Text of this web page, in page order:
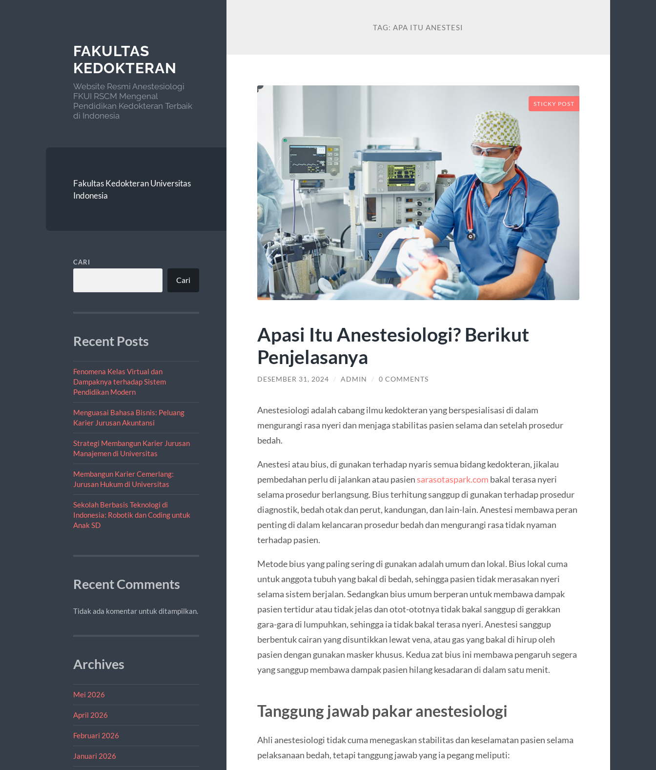
FAKULTAS
KEDOKTERAN
Website Resmi Anestesiologi
FKUI RSCM Mengenal
Pendidikan Kedokteran Terbaik
di Indonesia
Fakultas Kedokteran Universitas
Indonesia
CARI
Cari
Recent Posts
Fenomena Kelas Virtual dan
Dampaknya terhadap Sistem
Pendidikan Modern
Menguasai Bahasa Bisnis: Peluang
Karier Jurusan Akuntansi
Strategi Membangun Karier Jurusan
Manajemen di Universitas
Membangun Karier Cemerlang:
Jurusan Hukum di Universitas
Sekolah Berbasis Teknologi di
Indonesia: Robotik dan Coding untuk
Anak SD
Recent Comments
Tidak ada komentar untuk ditampilkan.
Archives
Mei 2026
April 2026
Februari 2026
Januari 2026
TAG:APA ITU ANESTESI
STICKY POST
Apasi Itu Anestesiologi? Berikut
Penjelasanya
DESEMBER 31, 2024 / ADMIN / 0 COMMENTS
Anestesiologi adalah cabang ilmu kedokteran yang berspesialisasi di dalam
mengurangi rasa nyeri dan menjaga stabilitas pasien selama dan setelah prosedur
bedah.
Anestesi atau bius, di gunakan terhadap nyaris semua bidang kedokteran, jikalau
pembedahan perlu di jalankan atau pasiensarasotaspark.com bakal terasa nyeri
selama prosedur berlangsung. Bius terhitung sanggup di gunakan terhadap prosedur
diagnostik, bedah otak dan perut, kandungan, dan lain-lain. Anestesi membawa peran
penting di dalam kelancaran prosedur bedah dan mengurangi rasa tidak nyaman
terhadap pasien.
Metode bius yang paling sering di gunakan adalah umum dan lokal. Bius lokal cuma
untuk anggota tubuh yang bakal di bedah, sehingga pasien tidak merasakan nyeri
selama sistem berjalan. Sedangkan bius umum berperan untuk membawa dampak
pasien tertidur atau tidak jelas dan otot-ototnya tidak bakal sanggup di gerakkan
gara-gara di lumpuhkan, sehingga ia tidak bakal terasa nyeri. Anestesi sanggup
berbentuk cairan yang disuntikkan lewat vena, atau gas yang bakal di hirup oleh
pasien dengan gunakan masker khusus. Kedua zat bius ini membawa pengaruh segera
yang sanggup membawa dampak pasien hilang kesadaran di dalam satu menit.
Tanggung jawab pakar anestesiologi
Ahli anestesiologi tidak cuma menegaskan stabilitas dan keselamatan pasien selama
pelaksanaan bedah, tetapi tanggung jawab yang ia pegang meliputi: